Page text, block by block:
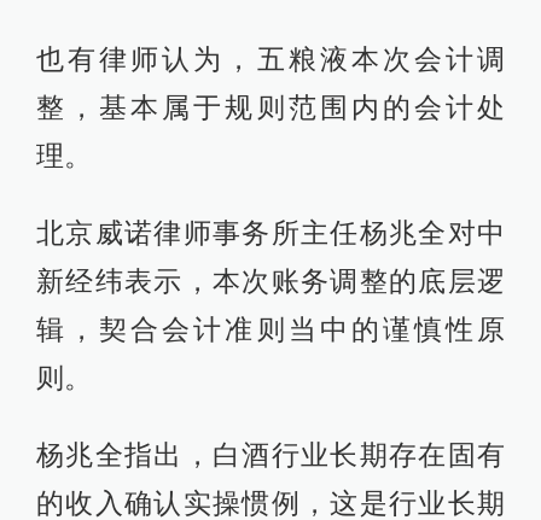
也有律师认为，五粮液本次会计调
整，基本属于规则范围内的会计处
理。
北京威诺律师事务所主任杨兆全对中
新经纬表示，本次账务调整的底层逻
辑，契合会计准则当中的谨慎性原
则。
杨兆全指出，白酒行业长期存在固有
的收入确认实操惯例，这是行业长期